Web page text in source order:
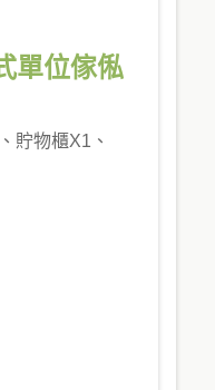
單位傢俬
貯物櫃X1、